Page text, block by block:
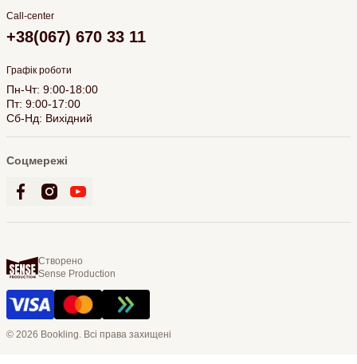
Call-center
+38(067) 670 33 11
Графік роботи
Пн-Чт: 9:00-18:00
Пт: 9:00-17:00
Сб-Нд: Вихідний
Соцмережі
Створено
Sense Production
© 2026 Bookling. Всі права захищені